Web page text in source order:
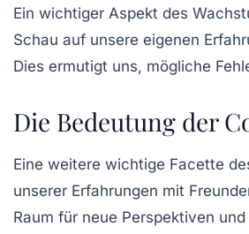
Ein wichtiger Aspekt des
Schau auf unsere eigenen
Dies ermutigt uns, mögliche
Die Bedeutung der
Eine weitere wichtige Facette
unserer Erfahrungen mit
Raum für neue Perspektiven